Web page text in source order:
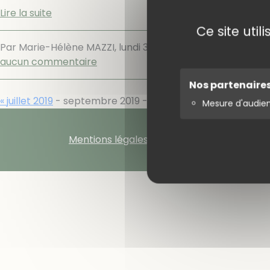
Ce site
Nos
Mesure
Lire la suite
Par Marie-Hélène MAZZI, lundi 30 septembre 2019
aucun commentaire
« juillet 2019 - septembre 2019 - octobre 2019 »
Mentions légales